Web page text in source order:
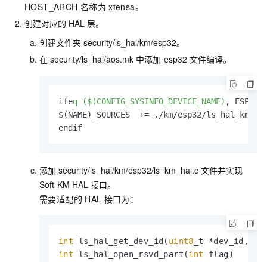
HOST_ARCH 名称为 xtensa。
创建对应的 HAL 层。
创建文件夹 security/ls_hal/km/esp32。
在 security/ls_hal/aos.mk 中添加 esp32 文件编译。
ifeq ($(CONFIG_SYSINFO_DEVICE_NAME) , ESP32)
$(NAME)_SOURCES  += ./km/esp32/ls_hal_km.c
endif
添加 security/ls_hal/km/esp32/ls_km_hal.c 文件并实现
Soft-KM HAL 接口。
需要适配的 HAL 接口为：
int ls_hal_get_dev_id( uint8 _t *dev_id,
int ls_hal_open_rsvd_part(int